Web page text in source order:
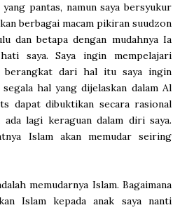
pantas, namun saya bersyukur
berbagai macam pikiran suudzon
dan betapa dengan mudahnya Ia
saya. Saya ingin mempelajari
berangkat dari hal itu saya ingin
hal yang dijelaskan dalam Al
dapat dibuktikan secara rasional
lagi keraguan dalam diri saya.
Islam akan memudar seiring
memudarnya Islam. Bagaimana
Islam kepada anak saya nanti